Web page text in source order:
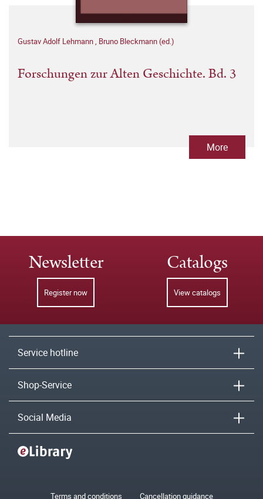
Gustav Adolf Lehmann, Bruno Bleckmann (ed.)
Forschungen zur Alten Geschichte. Bd. 3
More
Newsletter
Register now
Catalogs
View catalogs
Service hotline
Shop-Service
Social Media
Terms and conditions Cancellation guidance